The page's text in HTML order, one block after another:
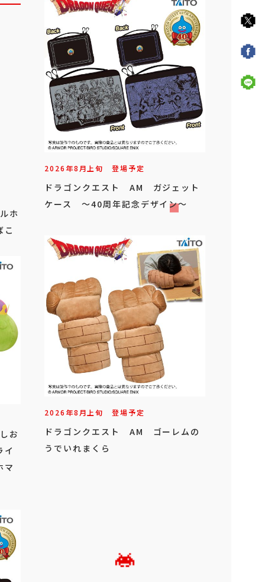
ホ
こ
お
イ
マ
2026年8月上旬 登場予定
ドラゴンクエスト AM ガジェット
ケース ～40周年記念デザイン～
2026年8月上旬 登場予定
ドラゴンクエスト AM ゴーレムの
うでいれまくら